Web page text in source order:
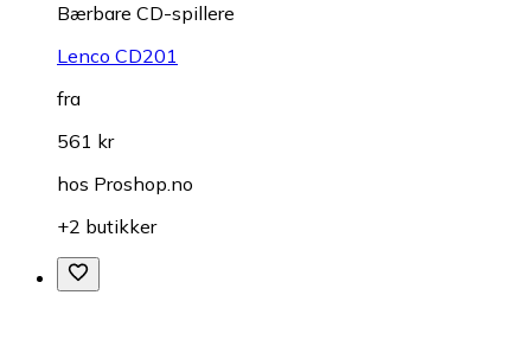
Bærbare CD-spillere
Lenco CD201
fra
561 kr
hos Proshop.no
+2 butikker